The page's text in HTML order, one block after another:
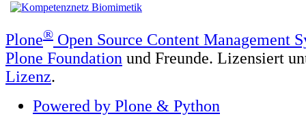
Plone® Open Source Content Management
Plone Foundation und Freunde. Lizensiert
Lizenz.
Powered by Plone & Python